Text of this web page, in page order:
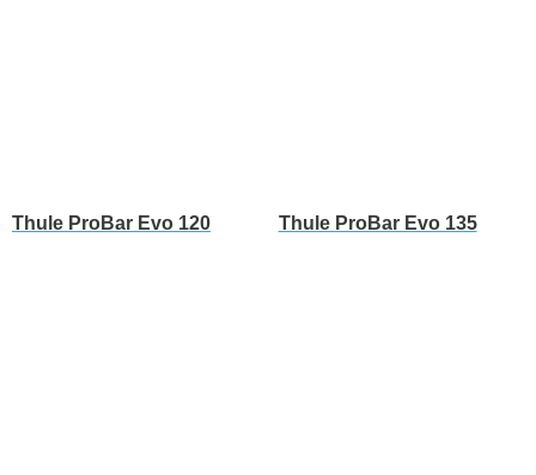
Thule ProBar Evo 120 Thule ProBar Evo 135